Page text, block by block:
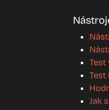
Test
Jak